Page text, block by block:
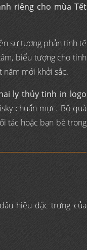
riêng cho mùa Tết
sự tương phản tinh tế
biểu tượng cho tinh
năm mới khởi sắc.
ly thủy tinh in logo
chuẩn mực. Bộ quà
tác hoặc bạn bè trong
hiệu đặc trưng của